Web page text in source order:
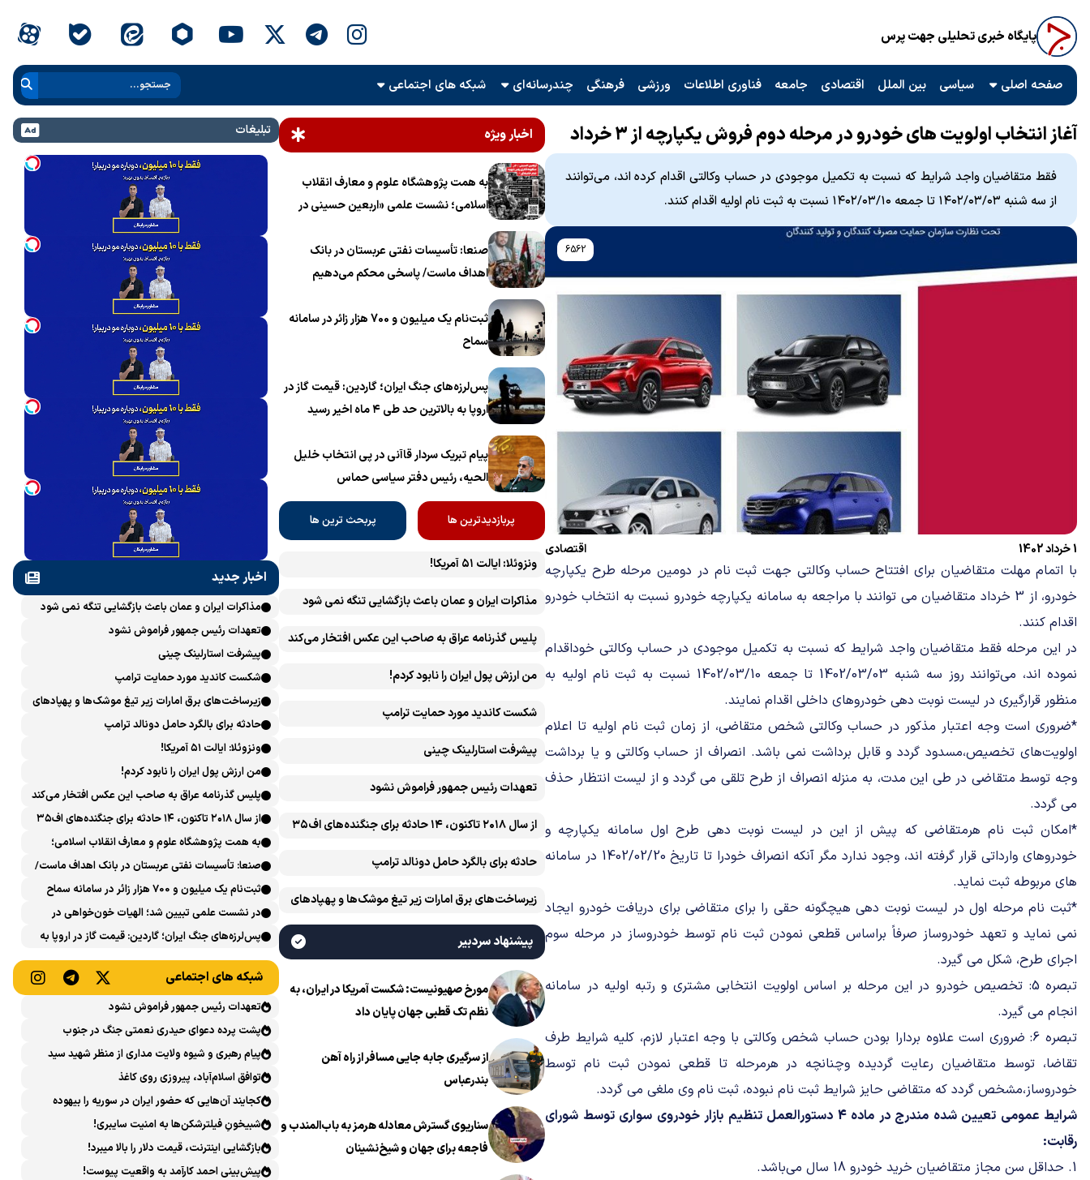
پایگاه خبری تحلیلی جهت پرس
صفحه اصلی سیاسی بین الملل اقتصادی جامعه فناوری اطلاعات ورزشی فرهنگی چندرسانه‌ای شبکه های اجتماعی
آغاز انتخاب اولویت های خودرو در مرحله دوم فروش یکپارچه از ۳ خرداد
فقط متقاضیان واجد شرایط که نسبت به تکمیل موجودی در حساب وکالتی اقدام کرده اند، می‌توانند
از سه شنبه ۱۴۰۲/۰۳/۰۳ تا جمعه ۱۴۰۲/۰۳/۱۰ نسبت به ثبت نام اولیه اقدام کنند.
6562
1 خرداد 1402 اقتصادی
با اتمام مهلت متقاضیان برای افتتاح حساب وکالتی جهت ثبت نام در دومین مرحله طرح یکپارچه
خودرو، از 3 خرداد متقاضیان می توانند با مراجعه به سامانه یکپارچه خودرو نسبت به انتخاب خودرو
اقدام کنند.
در این مرحله فقط متقاضیان واجد شرایط که نسبت به تکمیل موجودی در حساب وکالتی خوداقدام
نموده اند، می‌توانند روز سه شنبه 1402/03/03 تا جمعه 1402/03/10 نسبت به ثبت نام اولیه به
منظور قرارگیری در لیست نوبت دهی خودروهای داخلی اقدام نمایند.
*ضروری است وجه اعتبار مذکور در حساب وکالتی شخص متقاضی، از زمان ثبت نام اولیه تا اعلام
اولویت‌های تخصیص،مسدود گردد و قابل برداشت نمی باشد. انصراف از حساب وکالتی و یا برداشت
وجه توسط متقاضی در طی این مدت، به منزله انصراف از طرح تلقی می گردد و از لیست انتظار حذف
می گردد.
*امکان ثبت نام هرمتقاضی که پیش از این در لیست نوبت دهی طرح اول سامانه یکپارچه و
خودروهای وارداتی قرار گرفته اند، وجود ندارد مگر آنکه انصراف خودرا تا تاریخ 1402/02/20 در سامانه
های مربوطه ثبت نماید.
*ثبت نام مرحله اول در لیست نوبت دهی هیچگونه حقی را برای متقاضی برای دریافت خودرو ایجاد
نمی نماید و تعهد خودروساز صرفاً براساس قطعی نمودن ثبت نام توسط خودروساز در مرحله سوم
اجرای طرح، شکل می گیرد.
تبصره 5: تخصیص خودرو در این مرحله بر اساس اولویت انتخابی مشتری و رتبه اولیه در سامانه
انجام می گیرد.
تبصره 6: ضروری است علاوه بردارا بودن حساب شخص وکالتی با وجه اعتبار لازم، کلیه شرایط طرف
تقاضا، توسط متقاضیان رعایت گردیده وچنانچه در هرمرحله تا قطعی نمودن ثبت نام توسط
خودروساز،مشخص گردد که متقاضی حایز شرایط ثبت نام نبوده، ثبت نام وی ملغی می گردد.
شرایط عمومی تعیین شده مندرج در ماده 4 دستورالعمل تنظیم بازار خودروی سواری توسط شورای
رقابت:
1. حداقل سن مجاز متقاضیان خرید خودرو 18 سال می‌باشد.
اخبار ویژه
به همت پژوهشگاه علوم و معارف انقلاب
اسلامی؛ نشست علمی «اربعین حسینی در
برگزار می‌شود
صنعا: تأسیسات نفتی عربستان در بانک
اهداف ماست/ پاسخی محکم می‌دهیم
ثبت‌نام یک میلیون و 700 هزار زائر در سامانه
سماح ‌
پس‌لرزه‌های جنگ ایران؛ گاردین: قیمت گاز در
اروپا به بالاترین حد طی ۴ ماه اخیر رسید
پیام تبریک سردار قاآنی در پی انتخاب خلیل
الحیه، رئیس دفتر سیاسی حماس
پربازدیدترین ها پربحث ترین ها
ونزوئلا: ایالت ۵۱ آمریکا!
مذاکرات ایران و عمان باعث بازگشایی تنگه نمی شود
پلیس گذرنامه عراق به صاحب این عکس افتخار می‌کند
من ارزش پول ایران را نابود کردم!
شکست کاندید مورد حمایت ترامپ
پیشرفت ‏استارلینک چینی
تعهدات رئیس جمهور فراموش نشود
از سال ۲۰۱۸ تاکنون، ۱۴ حادثه برای جنگنده‌های اف۳۵
حادثه برای بالگرد حامل دونالد ترامپ
زیرساخت‌های برق امارات زیر تیغ موشک‌ها و پهپادهای
ایران است
پیشنهاد سردبیر
مورخ صهیونیست: شکست آمریکا در ایران، به
نظم تک قطبی جهان پایان داد
از سرگیری جابه جایی مسافر از راه آهن
بندرعباس
سناریوی گسترش معادله هرمز به باب‌المندب و
فاجعه برای جهان و شیخ‌نشینان
تبلیغات
اخبار جدید
مذاکرات ایران و عمان باعث بازگشایی تنگه نمی شود
تعهدات رئیس جمهور فراموش نشود
پیشرفت ‏استارلینک چینی
شکست کاندید مورد حمایت ترامپ
زیرساخت‌های برق امارات زیر تیغ موشک‌ها و پهپادهای
ایران است
حادثه برای بالگرد حامل دونالد ترامپ
ونزوئلا: ایالت ۵۱ آمریکا!
من ارزش پول ایران را نابود کردم!
پلیس گذرنامه عراق به صاحب این عکس افتخار می‌کند
از سال ۲۰۱۸ تاکنون، ۱۴ حادثه برای جنگنده‌های اف۳۵
آمریکایی رخ داده است
به همت پژوهشگاه علوم و معارف انقلاب اسلامی؛
نشست علمی «اربعین حسینی در منظومه فکری رهبر
شهید، امام خامنه‌ای» برگزار می‌شود
صنعا: تأسیسات نفتی عربستان در بانک اهداف ماست/
پاسخی محکم می‌دهیم
ثبت‌نام یک میلیون و 700 هزار زائر در سامانه سماح ‌
در نشست علمی تبیین شد؛ الهیات خون‌خواهی در
اسلام و تشیع؛ انتقام، عدالت، بازدارندگی و مقابله با
پس‌لرزه‌های جنگ ایران؛ گاردین: قیمت گاز در اروپا به
بالاترین حد طی ۴ ماه اخیر رسید
شبکه های اجتماعی
تعهدات رئیس جمهور فراموش نشود
پشت پرده دعوای حیدری نعمتی جنگ در جنوب
پیام رهبری و شیوه ولایت مداری از منظر شهید سید
حسن نصرالله
توافق اسلام‌آباد، پیروزی روی کاغذ
کجایند آن‌هایی که حضور ایران در سوریه را بیهوده
میدانستند؟
شبیخونِ فیلترشکن‌ها به امنیت سایبری!
بازگشایی اینترنت، قیمت دلار را بالا میبرد!
پیش‌بینی احمد کارآمد به واقعیت پیوست!